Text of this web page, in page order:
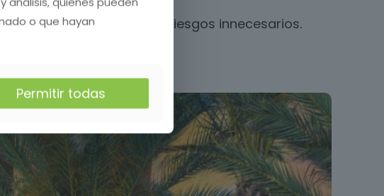
naturales y evitando riesgos innecesarios.
o que hayan
Permitir todas